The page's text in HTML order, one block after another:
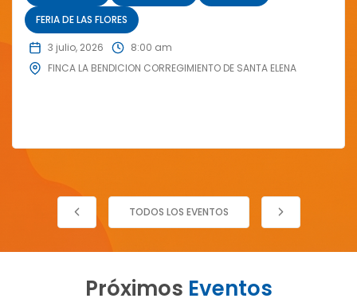
FERIA DE LAS FLORES
3 julio, 2026
8:00 am
FINCA LA BENDICION CORREGIMIENTO DE SANTA ELENA
TODOS LOS EVENTOS
Próximos Eventos